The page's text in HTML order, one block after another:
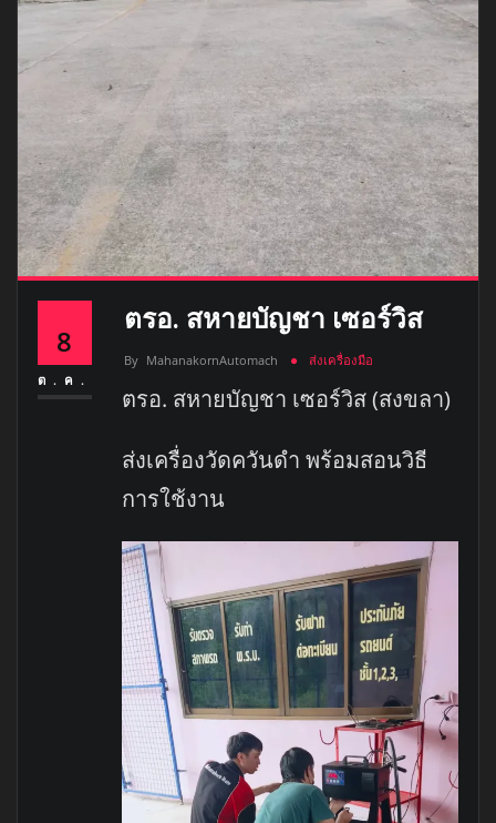
8
ต.ค.
ตรอ. สหายบัญชา เซอร์วิส
By MahanakornAutomach ส่งเครื่องมือ
ตรอ. สหายบัญชา เซอร์วิส (สงขลา)
ส่งเครื่องวัดควันดำ พร้อมสอนวิธี
การใช้งาน